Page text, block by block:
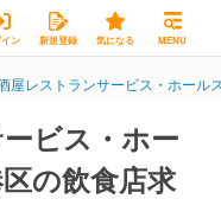
ン 新規登録 気になる MENU
屋レストランサービス・ホール
ビス・ホー
の飲食店求